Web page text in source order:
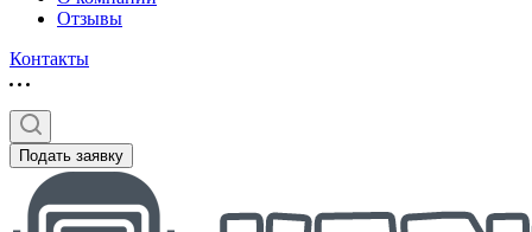
Отзывы
Контакты
Подать заявку